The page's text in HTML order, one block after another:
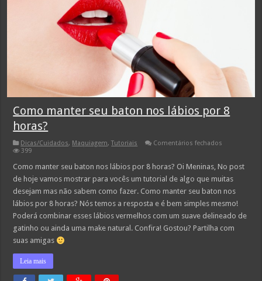
Como manter seu baton nos lábios por 8
horas?
Dicas/Cuidados, Maquiagem,Tutoriais Comentários fechados
seu
baton
nos
lábios
por
8
horas?
399
Como manter seu baton nos lábios por 8 horas? Oi Meninas, No post
de hoje vamos mostrar para vocês um tutorial de algo que muitas
desejam mas não sabem como fazer. Como manter seu baton nos
lábios por 8 horas? Nós temos a resposta e é bem simples mesmo!
Poderá combinar esses lábios vermelhos com um suave delineado de
gatinho ou ainda uma make natural. Confira! Gostou? Partilha com
suas amigas
Leia mais